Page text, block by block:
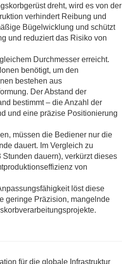
dreht, wird es von der
verhindert Reibung und
Bügelwicklung und schützt
und reduziert das Risiko von
Durchmesser erreicht.
benötigt, um den
bestehen aus
Der Abstand der
bestimmt – die Anzahl der
und eine präzise Positionierung
müssen die Bediener nur die
dauert. Im Vergleich zu
dauern), verkürzt dieses
von
löst diese
geringe Präzision, mangelnde
für die globale Infrastruktur